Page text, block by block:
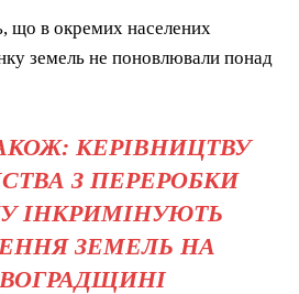
що в окремих населених
земель не поновлювали понад
КЕРІВНИЦТВУ
З ПЕРЕРОБКИ
ІНКРИМІНУЮТЬ
ЗЕМЕЛЬ НА